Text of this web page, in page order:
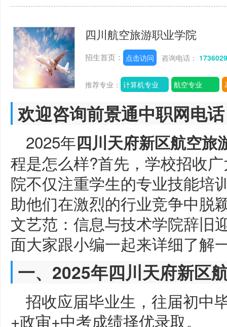
四川航空旅游职业学院
招生首页： 点击访问 咨询电话：
推荐专业： 计算机专业 航空专业
欢迎咨询前景通中职网电
2025年四川天府新区航空旅
程是怎么样?首先，学校招收
院不仅注重学生的专业技能培
助他们在激烈的行业竞争中脱
文艺范：信息与技术学院辞旧
面大家跟小编一起来详细了解
一、2025年四川天府新区
招收应届毕业生，往届初中
+政审+中考成绩择优录取。